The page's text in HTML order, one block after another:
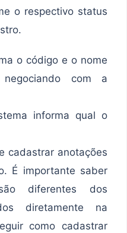
o respectivo status
o código e o nome
com a
informa qual o
cadastrar anotações
É importante saber
diferentes dos
diretamente na
como cadastrar